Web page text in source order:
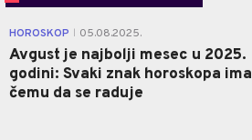
HOROSKOP 05.08.2025.
Avgust je najbolji mesec u 2025.
godini: Svaki znak horoskopa ima
čemu da se raduje